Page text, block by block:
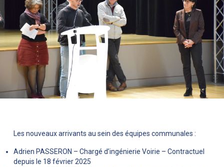
Les nouveaux arrivants au sein des équipes communales :
Adrien PASSERON – Chargé d’ingénierie Voirie – Contractuel
depuis le 18 février 2025